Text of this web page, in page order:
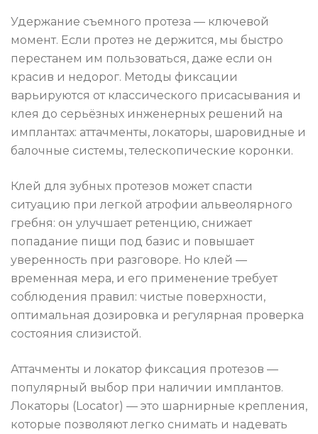
Удержание съемного протеза — ключевой
момент. Если протез не держится, мы быстро
перестанем им пользоваться, даже если он
красив и недорог. Методы фиксации
варьируются от классического присасывания и
клея до серьёзных инженерных решений на
имплантах: аттачменты, локаторы, шаровидные и
балочные системы, телескопические коронки.
Клей для зубных протезов может спасти
ситуацию при легкой атрофии альвеолярного
гребня: он улучшает ретенцию, снижает
попадание пищи под базис и повышает
уверенность при разговоре. Но клей —
временная мера, и его применение требует
соблюдения правил: чистые поверхности,
оптимальная дозировка и регулярная проверка
состояния слизистой.
Аттачменты и локатор фиксация протезов —
популярный выбор при наличии имплантов.
Локаторы (Locator) — это шарнирные крепления,
которые позволяют легко снимать и надевать